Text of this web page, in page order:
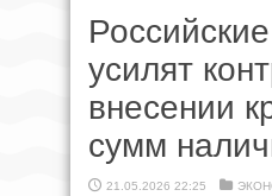
усилят
внесении
сумм
21.05.2026 22:25